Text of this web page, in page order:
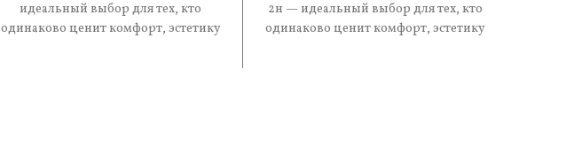
идеальный выбор для тех, кто
одинаково ценит комфорт, эстетику
2н — идеальный выбор для тех, кто
одинаково ценит комфорт, эстетику